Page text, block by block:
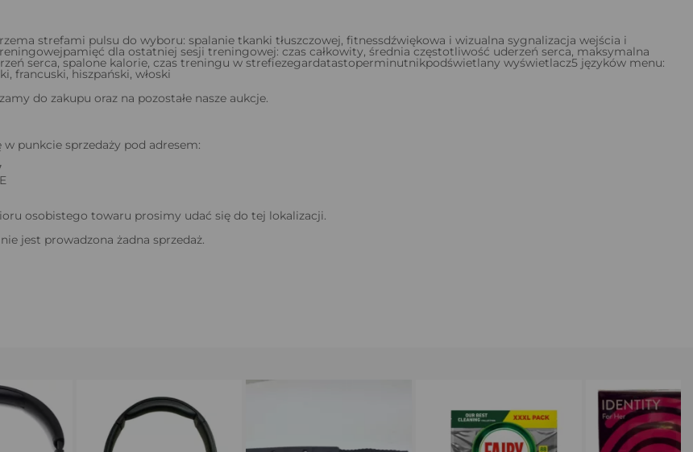
strefami pulsu do wyboru: spalanie tkanki tłuszczowej, fitnessdźwiękowa i wizualna sygnalizacja wejścia i
dla ostatniej sesji treningowej: czas całkowity, średnia częstotliwość uderzeń serca, maksymalna
serca, spalone kalorie, czas treningu w strefiezegardatastoperminutnikpodświetlany wyświetlacz5 języków menu:
francuski, hiszpański, włoski
do zakupu oraz na pozostałe nasze aukcje.
w punkcie sprzedaży pod adresem:
osobistego towaru prosimy udać się do tej lokalizacji.
jest prowadzona żadna sprzedaż.